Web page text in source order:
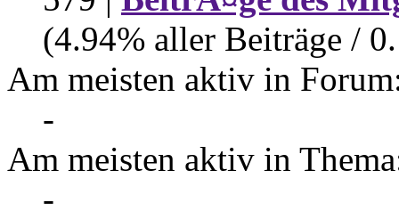
(4.94% aller Beiträge /
Am meisten aktiv in
-
Am meisten aktiv in
-